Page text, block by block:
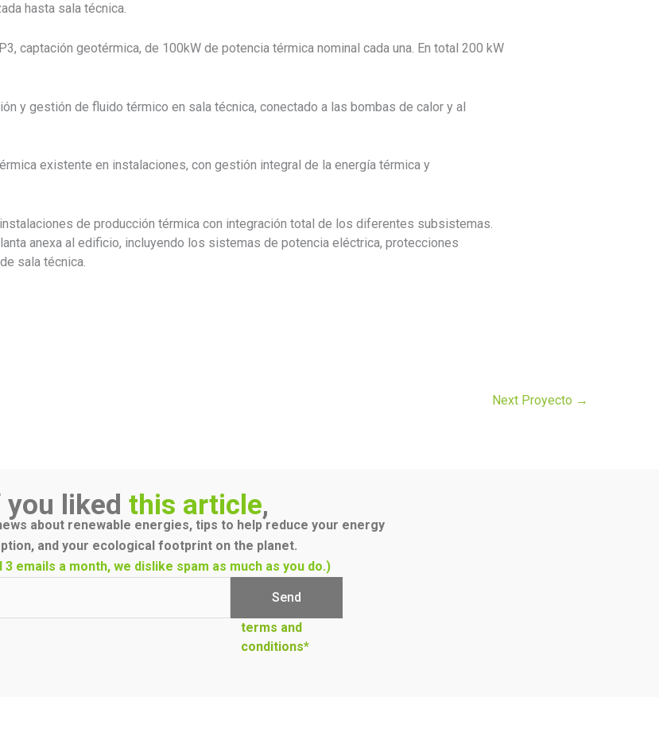
hasta sala técnica.
captación geotérmica, de 100kW de potencia térmica nominal cada una. En total 200 kW
y gestión de fluido térmico en sala técnica, conectado a las bombas de calor y al
existente en instalaciones, con gestión integral de la energía térmica y
de producción térmica con integración total de los diferentes subsistemas.
anexa al edificio, incluyendo los sistemas de potencia eléctrica, protecciones
sala técnica.
Next Proyecto →
you liked this article,
about renewable energies, tips to help reduce your energy
and your ecological footprint on the planet.
3 emails a month, we dislike spam as much as you do.)
terms and
conditions*